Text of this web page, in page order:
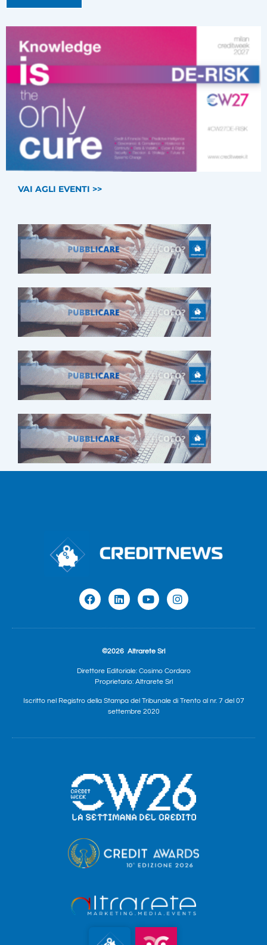
VAI AGLI EVENTI >>
©2026 Altrarete Srl
Direttore Editoriale: Cosimo Cordaro
Proprietario: Altrarete Srl
Iscritto nel Registro della Stampa del Tribunale di Trento al nr. 7 del 07
settembre 2020